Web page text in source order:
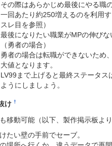
その際はあらかじめ最後にやる職
一回あたり約250増えるのを利用
スレ目を参照）
最後になりたい職業がMPの伸び
（勇者の場合）
勇者の場合は転職ができないため
大値となります。
LV99まで上げると最終ステータ
ようにしましょう。
け †
移動可能（以下、製作掲示板よ
たい壁の手前でセーブ。